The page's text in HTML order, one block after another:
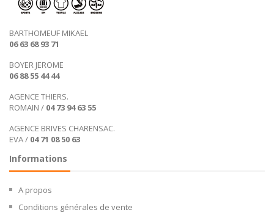
BARTHOMEUF MIKAEL
06 63 68 93 71
BOYER JEROME
06 88 55 44 44
AGENCE THIERS.
ROMAIN / 04 73 94 63 55
AGENCE BRIVES CHARENSAC.
EVA / 04 71 08 50 63
Informations
A propos
Conditions générales de vente